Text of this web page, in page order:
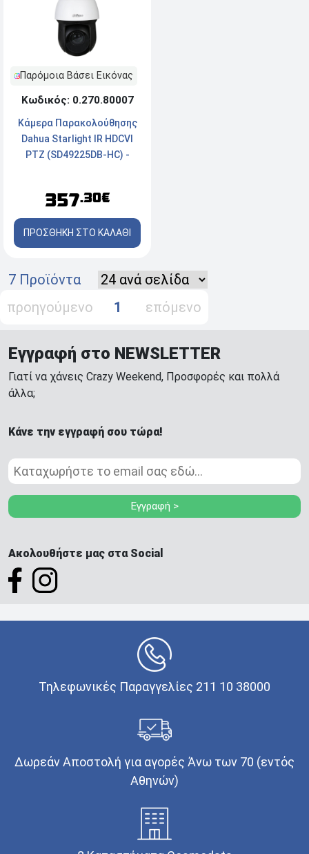
Παρόμοια Βάσει Εικόνας
Κωδικός: 0.270.80007
Κάμερα Παρακολούθησης
Dahua Starlight IR HDCVI
PTZ (SD49225DB-HC) -
Νυχτερινή Λήψη,
Εξωτερική τοποθέτηση
357.30€
ΠΡΟΣΘΗΚΗ ΣΤΟ ΚΑΛΑΘΙ
7 Προϊόντα
προηγούμενο
1 επόμενο
Εγγραφή στο NEWSLETTER
Γιατί να χάνεις Crazy Weekend, Προσφορές και πολλά
άλλα;
Κάνε την εγγραφή σου τώρα!
Εγγραφή >
Ακολουθήστε μας στα Social
Τηλεφωνικές Παραγγελίες 211 10 38000
Δωρεάν Αποστολή για αγορές Άνω των 70 (εντός
Αθηνών)